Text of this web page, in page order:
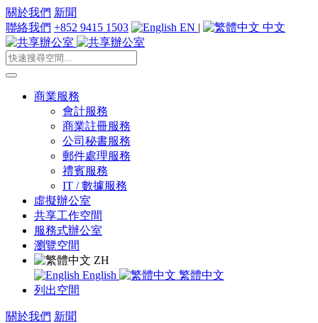
關於我們 新聞
聯絡我們 +852 9415 1503 EN | 中文
商業服務
會計服務
商業註冊服務
公司秘書服務
郵件處理服務
禮賓服務
IT / 數據服務
虛擬辦公室
共享工作空間
服務式辦公室
瀏覽空間
ZH
English
繁體中文
列出空間
關於我們 新聞